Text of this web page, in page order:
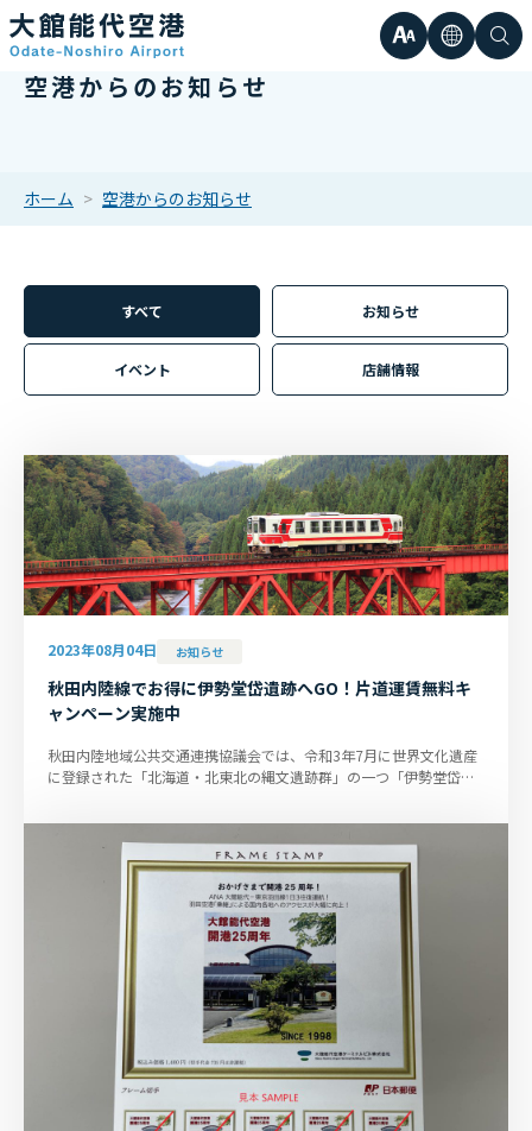
文
イ
ズ
言検
空港からのお知らせ
ホーム 空港からのお知らせ
すべて お知らせ
イベント 店舗情報
2023年08月04日 お知らせ
秋田内陸線でお得に伊勢堂岱遺跡へGO！片道運賃無料キ
ャンペーン実施中
秋田内陸地域公共交通連携協議会では、令和3年7月に世界文化遺産
に登録された「北海道・北東北の縄文遺跡群」の一つ「伊勢堂岱遺